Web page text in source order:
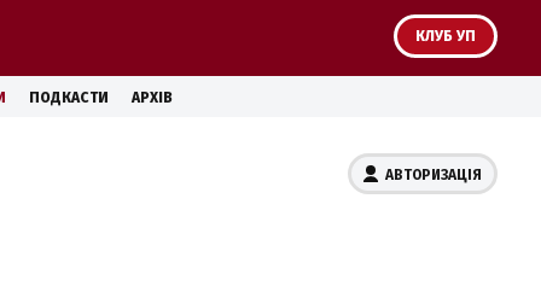
КЛУБ УП
ПОДКАСТИ АРХІВ
АВТОРИЗАЦІЯ